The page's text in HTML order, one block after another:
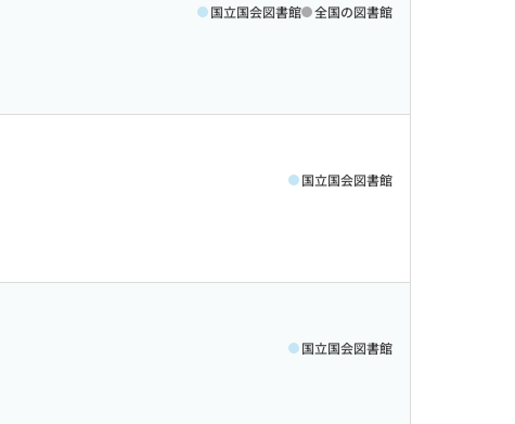
国立国会図書館 全国の図書館
国立国会図書館
国立国会図書館